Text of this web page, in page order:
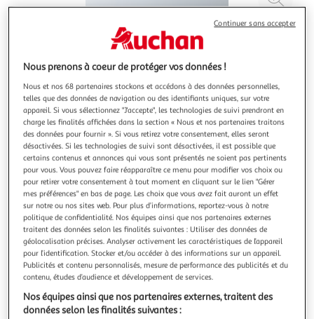
rubrique
à
Illustration
précédente
Illustration
suivante
DOUREV
Housse de couette Flanelle 240x220 FRIDA + 2 taies
Pour un hiver bien au chaud, découvrez la parure de couette
FRIDA en Flanelle 100% coton. Elle comprends une housse
de couette 240x220 et 2 taies d'oreiller assorties.Cette
parure de couette Flanelle 3 pièces FRIDA est composée de
:Une housse de couette 240X220 cm avec fermeture
boutonsDeux taies d'
En savoir +
Vous voulez connaître le prix de ce produit ?
Nous prenons à coeur de protéger vos données !
Nous et nos 68 partenaires stockons et accédons à des données personnelles,
telles que des données de navigation ou des identifiants uniques, sur votre
appareil. Si vous sélectionnez "J'accepte", les technologies de suivi prendront en
charge les finalités affichées dans la section « Nous et nos partenaires traitons
des données pour fournir ». Si vous retirez votre consentement, elles seront
désactivées. Si les technologies de suivi sont désactivées, il est possible que
certains contenus et annonces qui vous sont présentés ne soient pas pertinents
pour vous. Vous pouvez faire réapparaître ce menu pour modifier vos choix ou
pour retirer votre consentement à tout moment en cliquant sur le lien "Gérer
mes préférences" en bas de page. Les choix que vous avez fait auront un effet
sur notre ou nos sites web. Pour plus d’informations, reportez-vous à notre
politique de confidentialité. Nos équipes ainsi que nos partenaires externes
traitent des données selon les finalités suivantes : Utiliser des données de
géolocalisation précises. Analyser activement les caractéristiques de l’appareil
pour l’identification. Stocker et/ou accéder à des informations sur un appareil.
Publicités et contenu personnalisés, mesure de performance des publicités et du
contenu, études d’audience et développement de services.
Nos équipes ainsi que nos partenaires externes, traitent des
données selon les finalités suivantes :
Continuer sans accepter